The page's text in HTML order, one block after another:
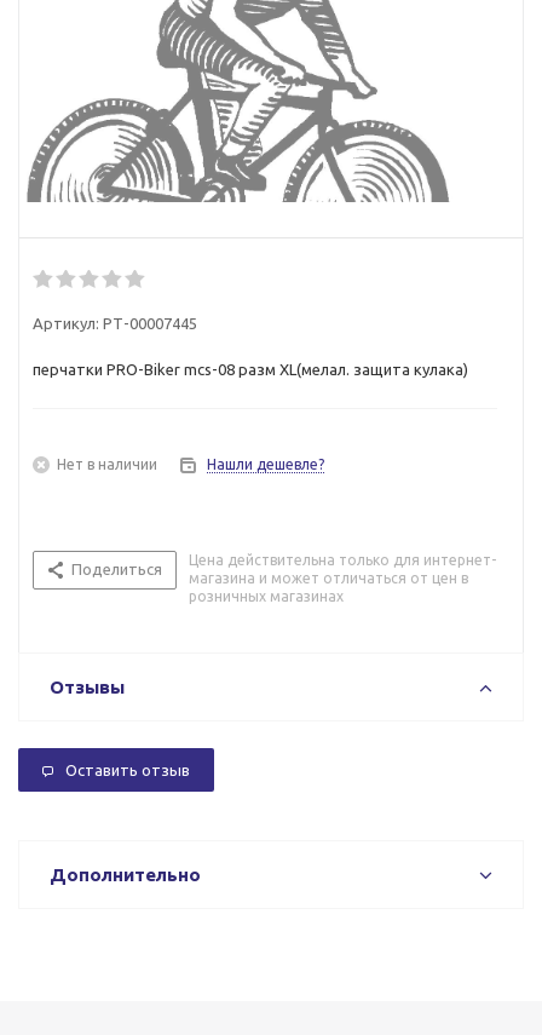
Артикул: РТ-00007445
перчатки PRO-Biker mcs-08 разм XL(мелал. защита кулака)
Нет в наличии Нашли дешевле?
Поделиться
Цена действительна только для интернет-
магазина и может отличаться от цен в
розничных магазинах
Отзывы
Оставить отзыв
Дополнительно